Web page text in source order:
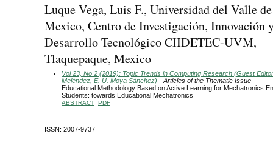
Luque Vega, Luis F., Universidad del Valle de
Mexico, Centro de Investigación, Innovación
Desarrollo Tecnológico CIIDETEC-UVM,
Tlaquepaque, Mexico
Vol 23, No 2 (2019): Topic Trends in Computing Research (Guest
Meléndez, E. U. Moya Sánchez) - Articles of the Thematic Issue
Educational Methodology Based on Active Learning for Mechatronics
Students: towards Educational Mechatronics
ABSTRACT PDF
ISSN: 2007-9737